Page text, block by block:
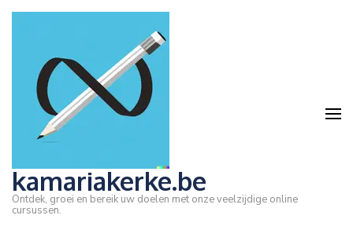
Ga
Enter)
kamariakerke.be
Ontdek, groei en bereik uw doelen met onze veelzijdige online
cursussen.